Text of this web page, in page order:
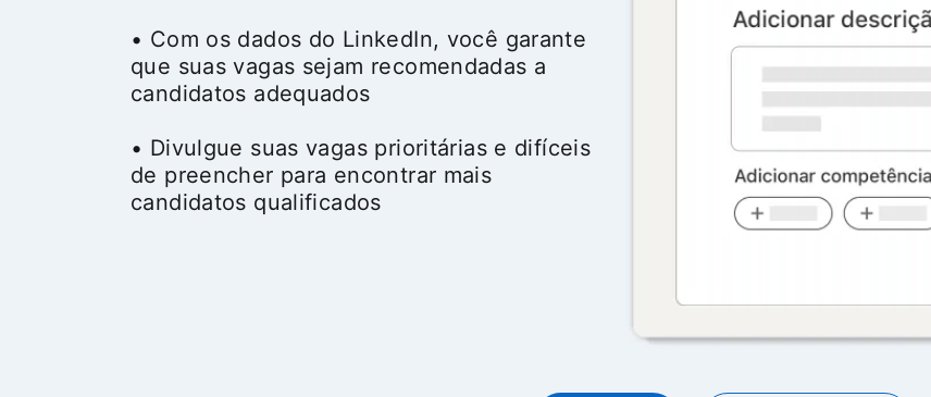
• Com os dados do LinkedIn, você garante
que suas vagas sejam recomendadas a
candidatos adequados
• Divulgue suas vagas prioritárias e difíceis
de preencher para encontrar mais
candidatos qualificados